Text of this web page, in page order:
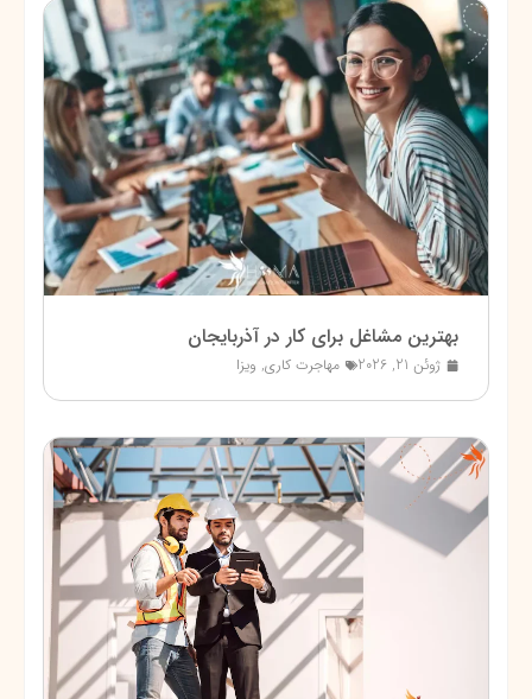
بهترین مشاغل برای کار در آذربایجان
ژوئن 21, 2026 مهاجرت کاری, ویزا